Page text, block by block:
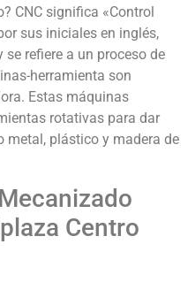
CNC significa «Control
sus iniciales en inglés,
refiere a un proceso de
herramienta son
Estas máquinas
rotativas para dar
plástico y madera de
Centro